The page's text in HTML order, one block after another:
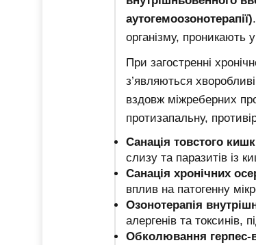
аутогемоозонотерапії)
організму, проникають
При загостренні
з’являються
вздовж міжреберних
протизапальну,
Санація товстого
слизу та паразитів із
Санація хронічних
вплив на патогенну
Озонотерапія
алергенів та токсинів,
Обколювання герпес-